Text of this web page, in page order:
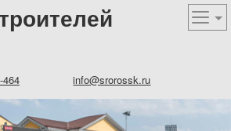
464 info@srorossk.ru